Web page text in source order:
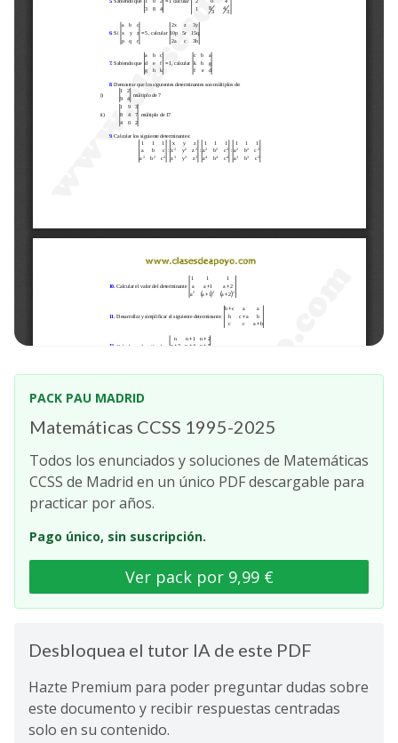
PACK PAU MADRID
Matemáticas CCSS 1995-2025
Todos los enunciados y soluciones de Matemáticas
CCSS de Madrid en un único PDF descargable para
practicar por años.
Pago único, sin suscripción.
Ver pack por 9,99 €
Desbloquea el tutor IA de este PDF
Hazte Premium para poder preguntar dudas sobre
este documento y recibir respuestas centradas
solo en su contenido.